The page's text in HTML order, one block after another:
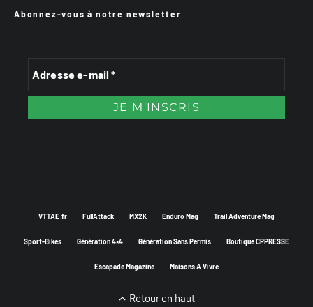
Abonnez-vous à notre newsletter
VTTAE.fr FullAttack MX2K Enduro Mag Trail Adventure Mag
Sport-Bikes Génération 4×4 Génération Sans Permis Boutique CPPRESSE
Escapade Magazine Maisons A Vivre
Retour en haut